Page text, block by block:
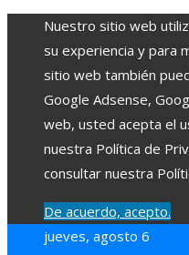
Nuestro sitio web
su experiencia y para
sitio web también
Google Adsense,
web, usted acepta el
nuestra Política de
consultar nuestra
De acuerdo, acepto.
jueves, agosto 6